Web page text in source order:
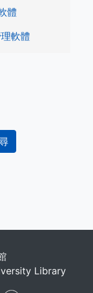
體
軟體
Library